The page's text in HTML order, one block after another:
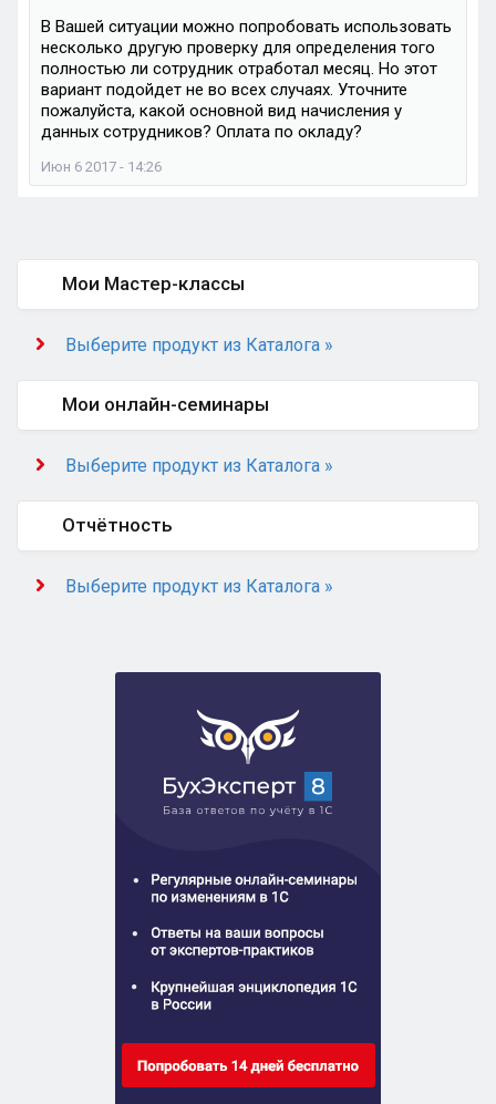
В Вашей ситуации можно попробовать использовать
несколько другую проверку для определения того
полностью ли сотрудник отработал месяц. Но этот
вариант подойдет не во всех случаях. Уточните
пожалуйста, какой основной вид начисления у
данных сотрудников? Оплата по окладу?
Июн 6 2017 - 14:26
Мои Мастер-классы
Выберите продукт из Каталога »
Мои онлайн-семинары
Выберите продукт из Каталога »
Отчётность
Выберите продукт из Каталога »